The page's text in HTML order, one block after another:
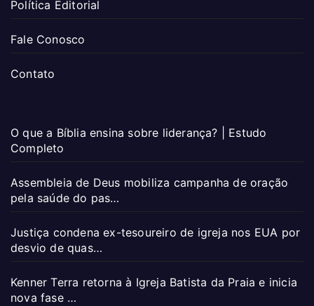
Política Editorial
Fale Conosco
Contato
O que a Bíblia ensina sobre liderança? | Estudo
Completo
Assembleia de Deus mobiliza campanha de oração
pela saúde do pas…
Justiça condena ex-tesoureiro de igreja nos EUA por
desvio de quas…
Kenner Terra retorna à Igreja Batista da Praia e inicia
nova fase …